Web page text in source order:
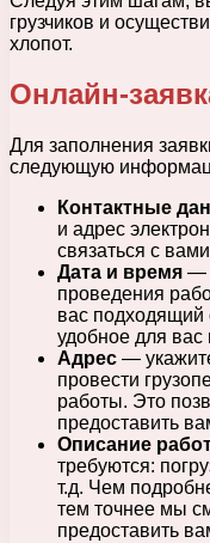
грузчиков и
хлопот.
Онлайн-
Для заполнения
следующую
Контактные
и адрес
связаться с
Дата и время —
проведения
вас подходящий
удобное для вас
Адрес —
провести
работы. Это
предоставить
Описание
требуются:
т.д. Чем
тем точнее мы
предоставить